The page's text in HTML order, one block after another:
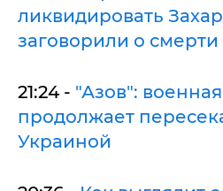
ликвидировать
заговорили о
21:24 - "Азов":
продолжает
Украиной